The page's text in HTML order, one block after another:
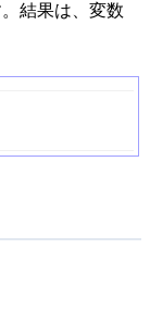
結果は、変数